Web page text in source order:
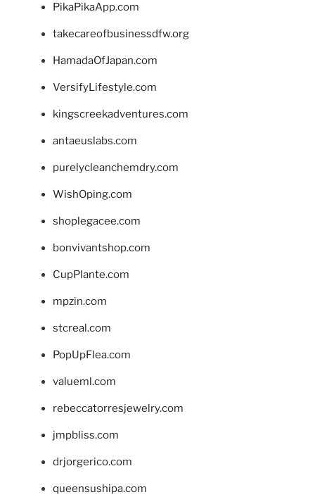
PikaPikaApp.com
takecareofbusinessdfw.org
HamadaOfJapan.com
VersifyLifestyle.com
kingscreekadventures.com
antaeuslabs.com
purelycleanchemdry.com
WishOping.com
shoplegacee.com
bonvivantshop.com
CupPlante.com
mpzin.com
stcreal.com
PopUpFlea.com
valueml.com
rebeccatorresjewelry.com
jmpbliss.com
drjorgerico.com
queensushipa.com